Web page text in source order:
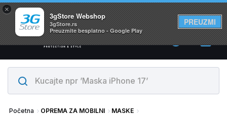
×
3gStore Webshop
3gStore.rs
Preuzmite besplatno - Google Play
PREUZMI
Svi proizvodi su na lageru. Slanje istog dana!
0
Početna OPREMA ZA MOBILNI
MASKE